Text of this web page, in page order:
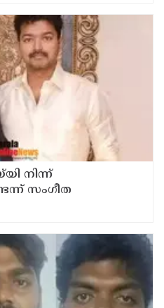
നിന്ന്
സംഗീത